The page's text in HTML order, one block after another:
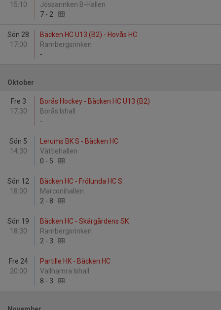
15:10
Jössarinken B-Hallen
7 - 2
Sön 28
17:00
Bäcken HC U13 (B2) - Hovås HC
Rambergsrinken
-
Oktober
Fre 3
17:30
Borås Hockey - Bäcken HC U13 (B2)
Borås Ishall
-
Sön 5
14:30
Lerums BK S - Bäcken HC
Vättlehallen
0 - 5
Sön 12
18:00
Bäcken HC - Frölunda HC S
Marconihallen
2 - 8
Sön 19
18:30
Bäcken HC - Skärgårdens SK
Rambergsrinken
2 - 3
Fre 24
20:00
Partille HK - Bäcken HC
Vallhamra Ishall
8 - 3